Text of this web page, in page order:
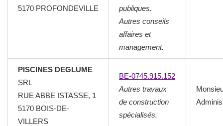
5170 PROFONDEVILLE
publiques.
Autres conseils
affaires et
management.
PISCINES DEGLUME
SRL
RUE ABBE ISTASSE, 1
5170 BOIS-DE-
VILLERS
BE-0745.915.152
Autres travaux
de construction
spécialisés.